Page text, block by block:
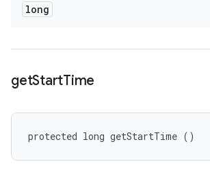
long
getStartTime
protected long getStartTime ()